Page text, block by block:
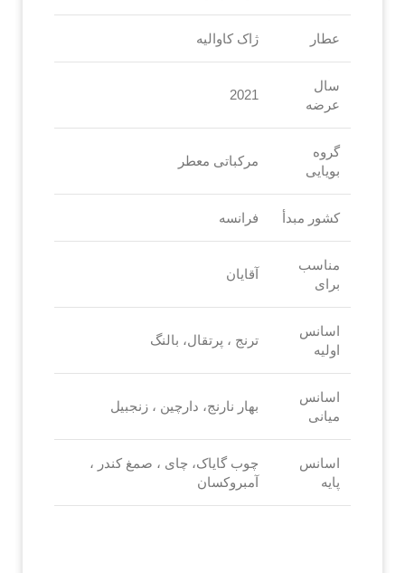
عطار ژاک کاوالیه
سال
عرضه
2021
گروه
بویایی
مرکباتی معطر
کشور مبدأ فرانسه
مناسب
برای
آقایان
اسانس
اولیه
ترنج ، پرتقال، بالنگ
اسانس
میانی
بهار نارنج، دارچین ، زنجبیل
اسانس
پایه
چوب گایاک، چای ، صمغ کندر ،
آمبروکسان